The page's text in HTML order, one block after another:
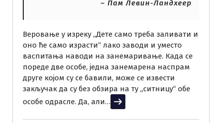
– Пам Левин-Ландхеер
Веровање у изреку „Дете само треба заливати и
оно ће само израсти“ лако заводи и уместо
васпитања наводи на занемаривање. Када се
пореде две особе, једна занемарена наспрам
друге којом су се бавили, може се извести
закључак да су без обзира на ту „ситницу“ обе
особе одрасле. Да, али… Прочитај више